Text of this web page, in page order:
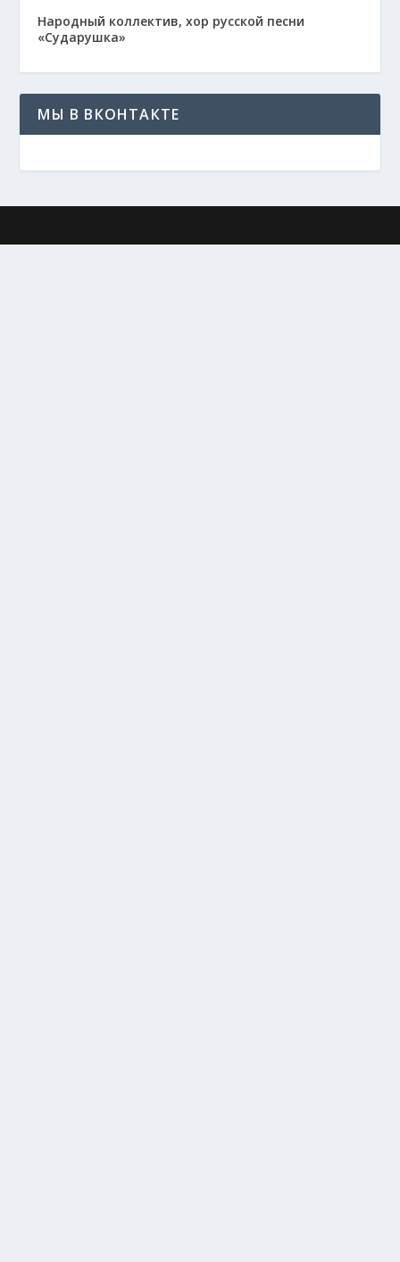
Народный коллектив, хор русской песни
«Сударушка»
МЫ В ВКОНТАКТЕ